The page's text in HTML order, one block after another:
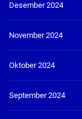
Desember 2024
November 2024
Oktober 2024
September 2024